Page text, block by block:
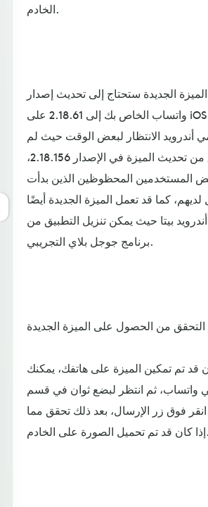
الخادم.
الجديدة ستحتاج إلى تحديث إصدار
واتساب الخاص بك إلى 2.18.61 على iOS، ولا يزال يتعين
الانتظار لبعض الوقت حيث لم
يتمكن التطبيق من تحديث الميزة في الإصدار 2.18.156،
المستخدمين المحظوظين الذين بدأت
لديهم، كما قد تعمل الميزة الجديدة أيضًا
بيتا حيث يمكن تنزيل التطبيق من
برنامج جوجل بلاي التجريبي.
التحقق من الحصول على الميزة الجديدة
قد تم تمكين الميزة على هاتفك، يمكنك
واتساب، ثم انتظر لبضع ثوان في قسم
فوق زر الإرسال، بعد ذلك تحقق مما
إذا كان قد تم تحميل الصورة على الخادم.